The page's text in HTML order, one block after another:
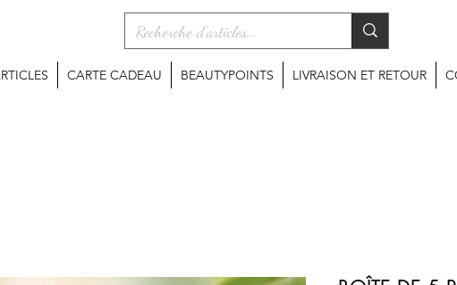
CARTE CADEAU BEAUTYPOINTS LIVRAISON ET RETOUR